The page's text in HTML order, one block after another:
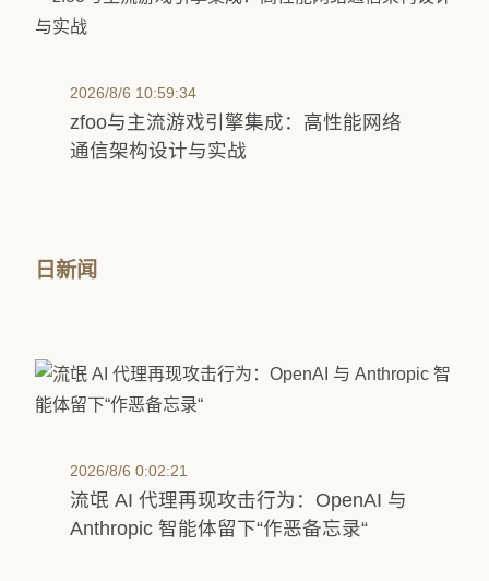
2026/8/6 10:59:34
zfoo与主流游戏引擎集成：高性能网络
通信架构设计与实战
日新闻
2026/8/6 0:02:21
流氓 AI 代理再现攻击行为：OpenAI 与
Anthropic 智能体留下“作恶备忘录“